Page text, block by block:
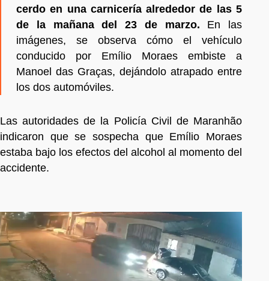
cerdo en una carnicería alrededor de las 5
de la mañana del 23 de marzo. En las
imágenes, se observa cómo el vehículo
conducido por Emílio Moraes embiste a
Manoel das Graças, dejándolo atrapado entre
los dos automóviles.
Las autoridades de la Policía Civil de Maranhão
indicaron que se sospecha que Emílio Moraes
estaba bajo los efectos del alcohol al momento del
accidente.